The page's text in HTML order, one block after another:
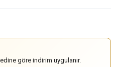
göre indirim uygulanır.